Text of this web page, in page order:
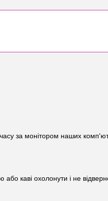
за монітором наших
або каві охолонути і не